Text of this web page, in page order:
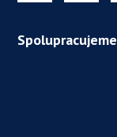
Spolupracujeme